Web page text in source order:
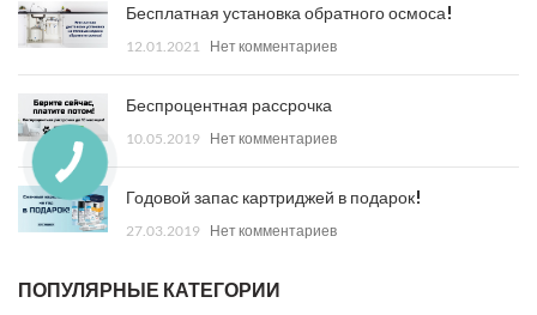
Бесплатная установка обратного осмоса!
12.01.2021 Нет комментариев
Беспроцентная рассрочка
10.05.2019 Нет комментариев
Годовой запас картриджей в подарок!
27.03.2019 Нет комментариев
ПОПУЛЯРНЫЕ КАТЕГОРИИ